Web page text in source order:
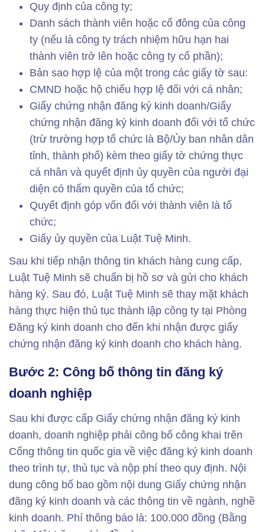
Quy định của công ty;
Danh sách thành viên hoặc cổ đông của công
ty (nếu là công ty trách nhiệm hữu hạn hai
thành viên trở lên hoặc công ty cổ phần);
Bản sao hợp lệ của một trong các giấy tờ sau:
CMND hoặc hộ chiếu hợp lệ đối với cá nhân;
Giấy chứng nhận đăng ký kinh doanh/Giấy
chứng nhận đăng ký kinh doanh đối với tổ chức
(trừ trường hợp tổ chức là Bộ/Ủy ban nhân dân
tỉnh, thành phố) kèm theo giấy tờ chứng thực
cá nhân và quyết định ủy quyền của người đại
diện có thẩm quyền của tổ chức;
Quyết định góp vốn đối với thành viên là tổ
chức;
Giấy ủy quyền của Luật Tuệ Minh.
Sau khi tiếp nhận thông tin khách hàng cung cấp,
Luật Tuệ Minh sẽ chuẩn bị hồ sơ và gửi cho khách
hàng ký. Sau đó, Luật Tuệ Minh sẽ thay mặt khách
hàng thực hiện thủ tục thành lập công ty tại Phòng
Đăng ký kinh doanh cho đến khi nhận được giấy
chứng nhận đăng ký kinh doanh cho khách hàng.
Bước 2: Công bố thông tin đăng ký
doanh nghiệp
Sau khi được cấp Giấy chứng nhận đăng ký kinh
doanh, doanh nghiệp phải công bố công khai trên
Cổng thông tin quốc gia về việc đăng ký kinh doanh
theo trình tự, thủ tục và nộp phí theo quy định. Nội
dung công bố bao gồm nội dung Giấy chứng nhận
đăng ký kinh doanh và các thông tin về ngành, nghề
kinh doanh. Phí thông báo là: 100.000 đồng (Bằng